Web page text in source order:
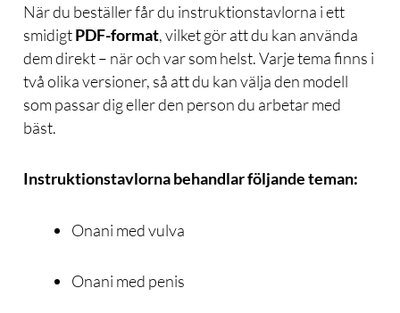
När du beställer får du instruktionstavlorna i ett
smidigtPDF-format, vilket gör att du kan använda
dem direkt – när och var som helst. Varje tema finns i
två olika versioner, så att du kan välja den modell
som passar dig eller den person du arbetar med
bäst.
Instruktionstavlorna behandlar följande teman:
Onani med vulva
Onani med penis